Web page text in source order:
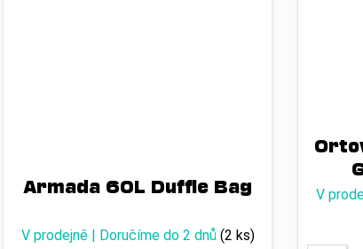
Armada 60L Duffle Bag
V prodejně | Doručíme do 2 dnů (2 ks)
V